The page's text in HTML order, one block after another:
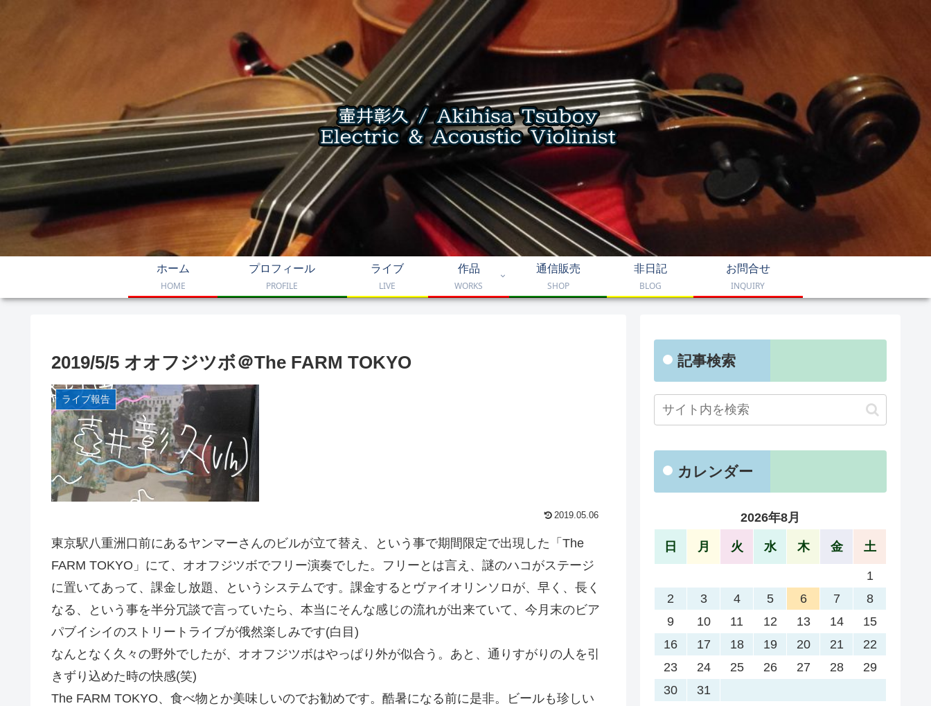
ホーム
HOME
プロフィール
PROFILE
ライブ
LIVE
作品
WORKS
通信販売
SHOP
非日記
BLOG
お問合せ
INQUIRY
2019/5/5 オオフジツボ＠The FARM TOKYO
ライブ報告
2019.05.06
東京駅八重洲口前にあるヤンマーさんのビルが立て替え、という事で期間限定で出現した「The
FARM TOKYO」にて、オオフジツボでフリー演奏でした。フリーとは言え、謎のハコがステージ
に置いてあって、課金し放題、というシステムです。課金するとヴァイオリンソロが、早く、長く
なる、という事を半分冗談で言っていたら、本当にそんな感じの流れが出来ていて、今月末のビア
パブイシイのストリートライブが俄然楽しみです(白目)
なんとなく久々の野外でしたが、オオフジツボはやっぱり外が似合う。あと、通りすがりの人を引
きずり込めた時の快感(笑)
The FARM TOKYO、食べ物とか美味しいのでお勧めです。酷暑になる前に是非。ビールも珍しい
記事検索
カレンダー
2026年8月
日 月 火 水 木 金 土
1
2
3 4 5 6 7
8
9
10 11 12 13 14
15
16
17 18 19 20 21
22
23
24 25 26 27 28
29
30
31